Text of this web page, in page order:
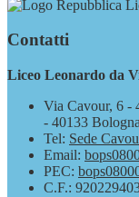
Contatti
Liceo Leonardo da
Via Cavour, 6 -
- 40133 Bologna
Tel: Sede
Email:
PEC:
C.F.: